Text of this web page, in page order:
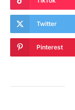
Twitter
Pinterest